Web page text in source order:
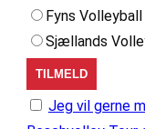
Fyns
Sjællands
Jeg vil gerne